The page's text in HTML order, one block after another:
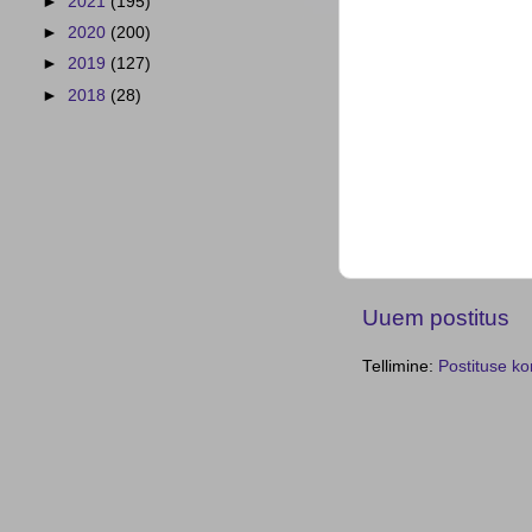
Uuem postitus
Tellimine: Postituse
► 2020 (200)
► 2019 (127)
► 2018 (28)